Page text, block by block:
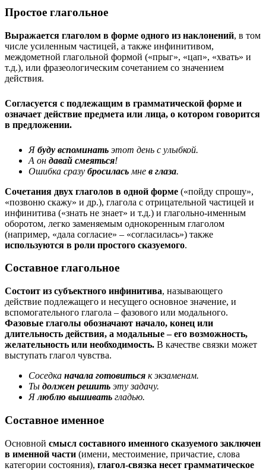
Простое глагольное
Выражается глаголом в форме одного из наклонений, в том
числе усиленным частицей, а также инфинитивом,
междометной глагольной формой («прыг», «цап», «хвать» и
т.д.), или фразеологическим сочетанием со значением
действия.
Согласуется с подлежащим в грамматической форме и
означает действие предмета или лица, о котором говорится
в предложении.
Я буду вспоминать этот день с улыбкой.
А он давай смеяться!
Ошибка сразу бросилась мне в глаза.
Сочетания двух глаголов в одной форме («пойду спрошу»,
«позвоню скажу» и др.), глагола с отрицательной частицей и
инфинитива («знать не знает» и т.д.) и глагольно-именным
оборотом, легко заменяемым однокоренным глаголом
(например, «дала согласие» – «согласилась») также
используются в роли простого сказуемого.
Составное глагольное
Состоит из субъектного инфинитива, называющего
действие подлежащего и несущего основное значение, и
вспомогательного глагола – фазового или модального.
Фазовые глаголы обозначают начало, конец или
длительность действия, а модальные – его возможность,
желательность или необходимость. В качестве связки может
выступать глагол чувства.
Соседка начала готовиться к экзаменам.
Ты должен решить эту задачу.
Ялюблю вышивать гладью.
Составное именное
Основной смысл составного именного сказуемого заключен
в именной части (имени, местоимение, причастие, слова
категории состояния), глагол-связка несет грамматическое